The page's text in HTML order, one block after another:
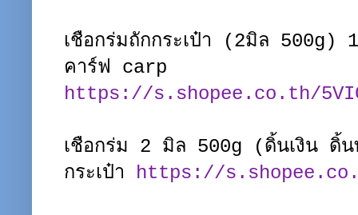
เชือกร่มถักกระเป๋า (2มิล 500g)
คาร์ฟ carp
https://s.shopee.co.th/
เชือกร่ม 2 มิล 500g (ดิ้นเงิน ดิ้
กระเป๋า https://